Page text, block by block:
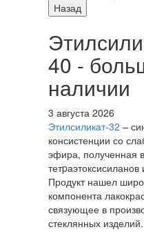
Назад
40 -
наличии
3 августа 2026
Этилсиликат-32 –
консистенции со
эфира, полученная
Продукт нашел
компонента
связующее в
стеклянных изделий.